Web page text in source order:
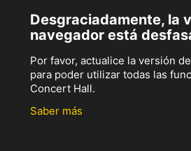
Desgraciadamente, la
navegador está
Por favor, actualice la versión
para poder utilizar todas las
Concert Hall.
Saber más